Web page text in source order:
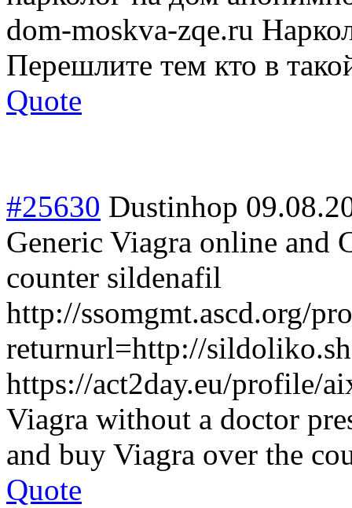
dom-moskva-zqe.ru
Перешлите тем кто в
Quote
#25630 Dustinhop
Generic Viagra online and
counter sildenafil
http://ssomgmt.ascd.org/
returnurl=http://
https://act2day.eu/profile/
Viagra without a doctor
and buy Viagra over the
Quote